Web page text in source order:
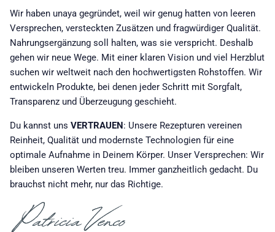
Wir haben unaya gegründet, weil wir genug hatten von leeren
Versprechen, versteckten Zusätzen und fragwürdiger Qualität.
Nahrungsergänzung soll halten, was sie verspricht. Deshalb
gehen wir neue Wege. Mit einer klaren Vision und viel Herzblut
suchen wir weltweit nach den hochwertigsten Rohstoffen. Wir
entwickeln Produkte, bei denen jeder Schritt mit Sorgfalt,
Transparenz und Überzeugung geschieht.
Du kannst uns VERTRAUEN: Unsere Rezepturen vereinen
Reinheit, Qualität und modernste Technologien für eine
optimale Aufnahme in Deinem Körper. Unser Versprechen: Wir
bleiben unseren Werten treu. Immer ganzheitlich gedacht. Du
brauchst nicht mehr, nur das Richtige.